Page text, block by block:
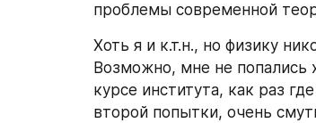
проблемы современной
Хоть я и к.т.н., но физику
Возможно, мне не попались
курсе института, как раз
второй попытки, очень